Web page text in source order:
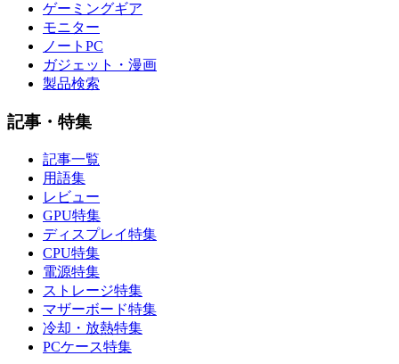
ゲーミングギア
モニター
ノートPC
ガジェット・漫画
製品検索
記事・特集
記事一覧
用語集
レビュー
GPU特集
ディスプレイ特集
CPU特集
電源特集
ストレージ特集
マザーボード特集
冷却・放熱特集
PCケース特集